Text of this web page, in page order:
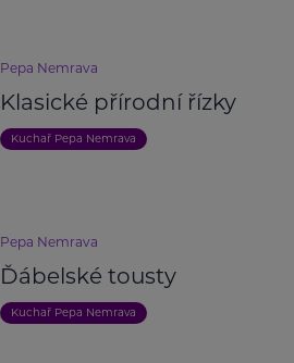
Pepa Nemrava
Klasické přírodní řízky
Kuchař Pepa Nemrava
Pepa Nemrava
Ďábelské tousty
Kuchař Pepa Nemrava